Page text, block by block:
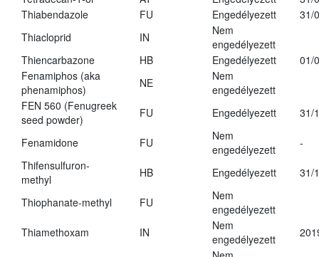
Thiabendazole
FU Engedélyezett
31/
Thiacloprid
IN
Nem
engedélyezett
Thiencarbazone
HB Engedélyezett
01/
Fenamiphos (aka
phenamiphos)
NE
Nem
engedélyezett
FEN 560 (Fenugreek
seed powder)
FU Engedélyezett 31/
Fenamidone FU
Nem
engedélyezett
-
Thifensulfuron-
methyl
HB Engedélyezett 31/
Thiophanate-methyl FU
Nem
engedélyezett
Thiamethoxam
IN
Nem
engedélyezett